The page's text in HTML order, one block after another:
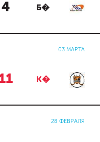
4 Б�
03 МАРТА
К�
28 ФЕВРАЛЯ